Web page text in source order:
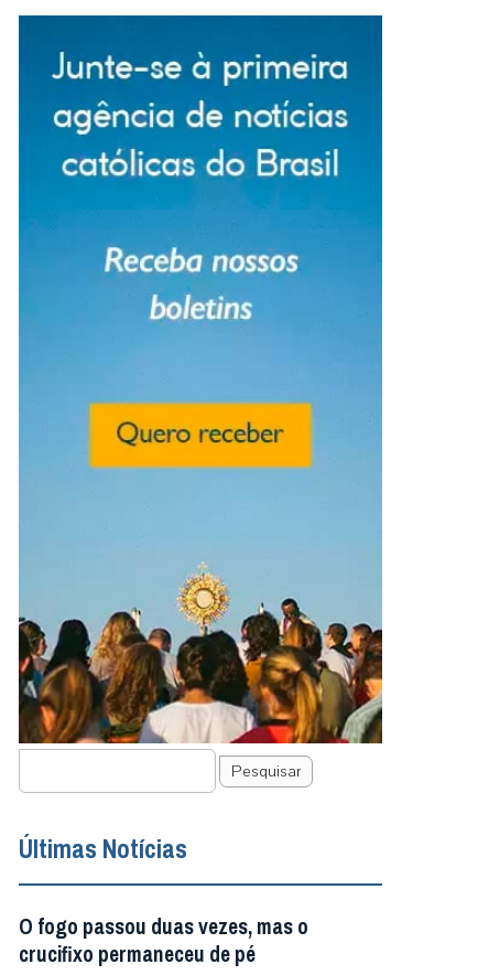
Pesquisar
Últimas Notícias
O fogo passou duas vezes, mas o
crucifixo permaneceu de pé